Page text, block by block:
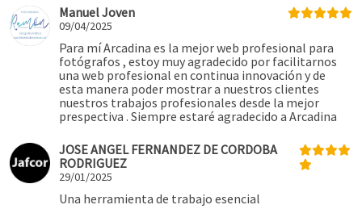
Manuel Joven
09/04/2025
Para mí Arcadina es la mejor web profesional para
fotógrafos , estoy muy agradecido por facilitarnos
una web profesional en continua innovación y de
esta manera poder mostrar a nuestros clientes
nuestros trabajos profesionales desde la mejor
prespectiva . Siempre estaré agradecido a Arcadina
JOSE ANGEL FERNANDEZ DE CORDOBA
RODRIGUEZ
29/01/2025
Una herramienta de trabajo esencial